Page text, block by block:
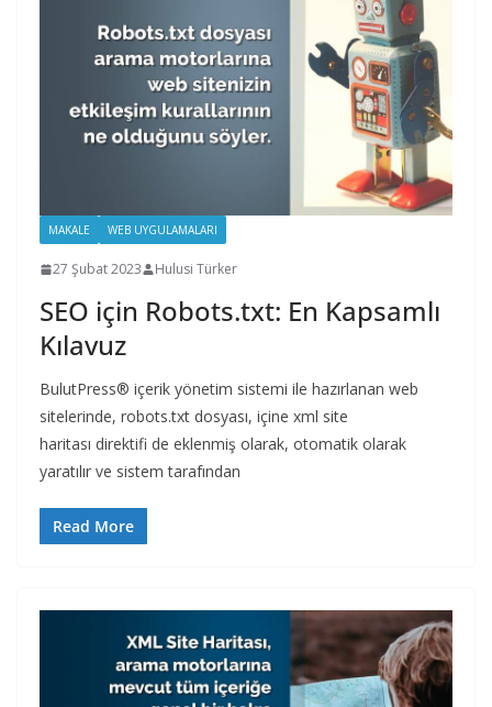
MAKALE WEB UYGULAMALARI
27 Şubat 2023 Hulusi Türker
SEO için Robots.txt: En Kapsamlı
Kılavuz
BulutPress® içerik yönetim sistemi ile hazırlanan web
sitelerinde, robots.txt dosyası, içine xml site
haritası direktifi de eklenmiş olarak, otomatik olarak
yaratılır ve sistem tarafından
Read More